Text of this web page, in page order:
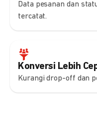
Data pesanan dan
tercatat.
Konversi Lebih
Kurangi drop-off dan